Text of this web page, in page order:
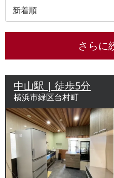
さらに
中山駅 | 徒歩5分
横浜市緑区台村町